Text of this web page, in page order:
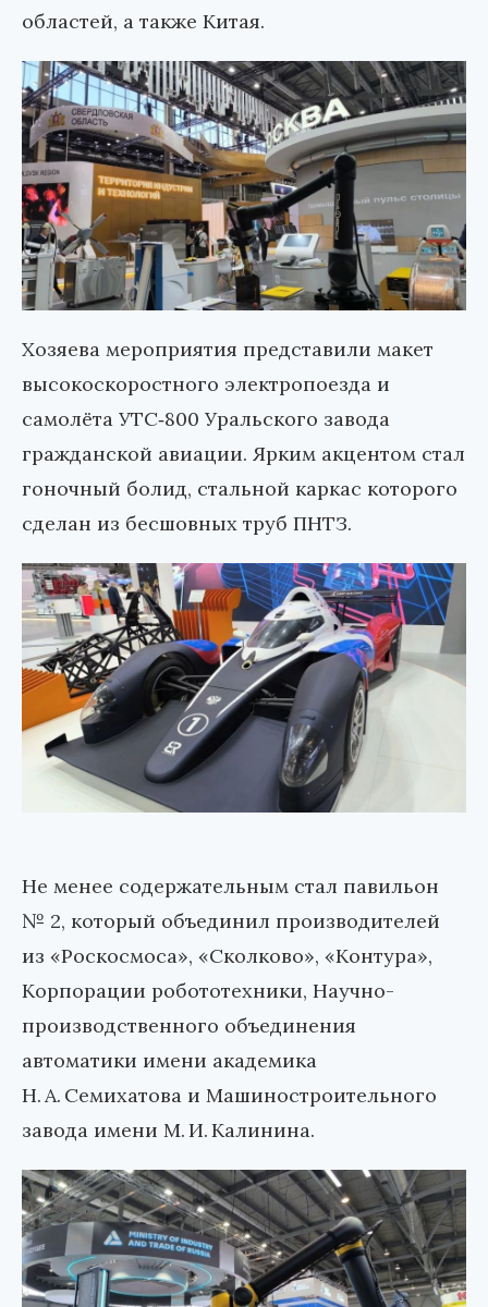
областей, а также Китая.
Хозяева мероприятия представили макет
высокоскоростного электропоезда и
самолёта УТС‑800 Уральского завода
гражданской авиации. Ярким акцентом стал
гоночный болид, стальной каркас которого
сделан из бесшовных труб ПНТЗ.
Не менее содержательным стал павильон
№ 2, который объединил производителей
из «Роскосмоса», «Сколково», «Контура»,
Корпорации робототехники, Научно-
производственного объединения
автоматики имени академика
Н. А. Семихатова и Машиностроительного
завода имени М. И. Калинина.